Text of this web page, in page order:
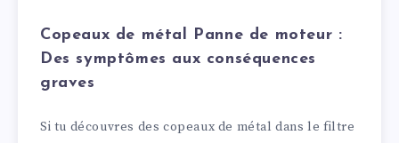
Copeaux de métal Panne de moteur :
Des symptômes aux conséquences
graves
Si tu découvres des copeaux de métal dans le filtre